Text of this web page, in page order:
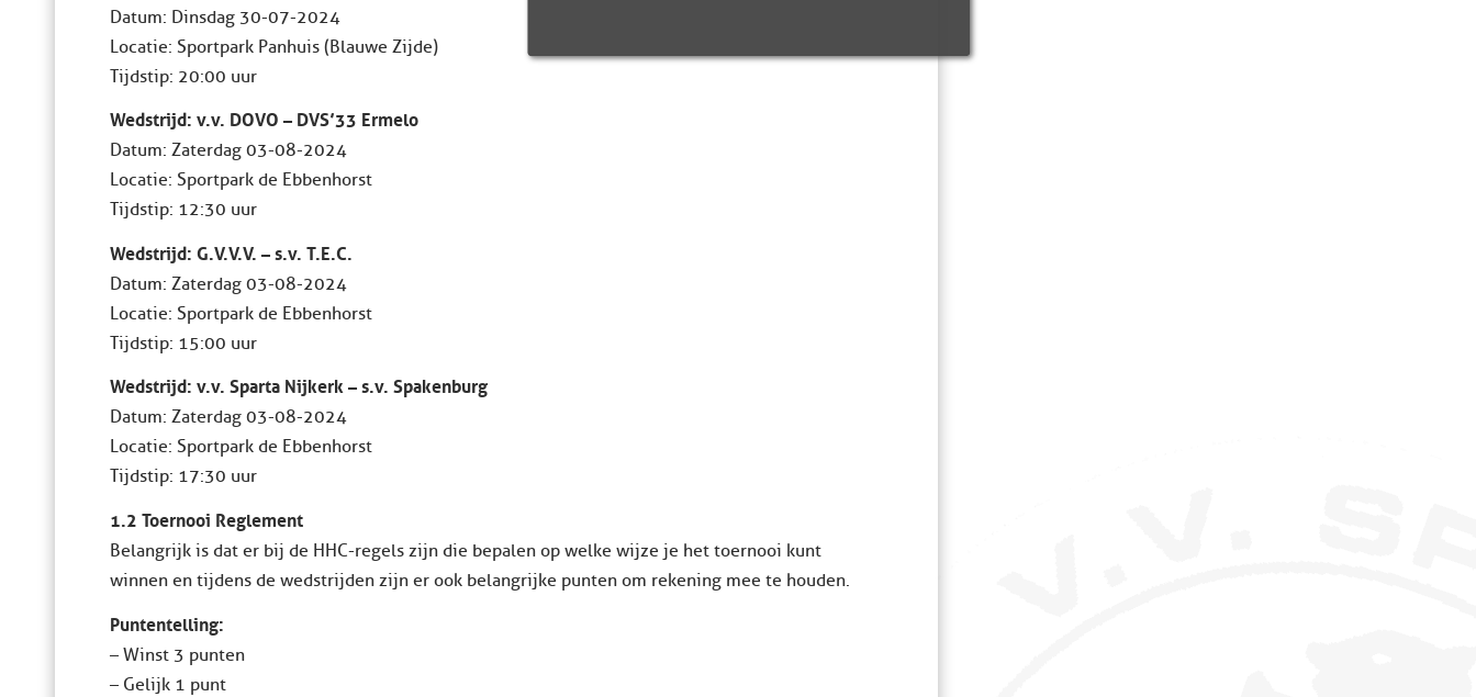
Datum: Dinsdag 30-07-2024
Locatie: Sportpark Panhuis (Blauwe Zijde)
Tijdstip: 20:00 uur
Wedstrijd: v.v. DOVO – DVS’33 Ermelo
Datum: Zaterdag 03-08-2024
Locatie: Sportpark de Ebbenhorst
Tijdstip: 12:30 uur
Wedstrijd: G.V.V.V. – s.v. T.E.C.
Datum: Zaterdag 03-08-2024
Locatie: Sportpark de Ebbenhorst
Tijdstip: 15:00 uur
Wedstrijd: v.v. Sparta Nijkerk – s.v. Spakenburg
Datum: Zaterdag 03-08-2024
Locatie: Sportpark de Ebbenhorst
Tijdstip: 17:30 uur
1.2 Toernooi Reglement
Belangrijk is dat er bij de HHC-regels zijn die bepalen op welke wijze je het toernooi kunt
winnen en tijdens de wedstrijden zijn er ook belangrijke punten om rekening mee te houden.
Puntentelling:
– Winst 3 punten
– Gelijk 1 punt